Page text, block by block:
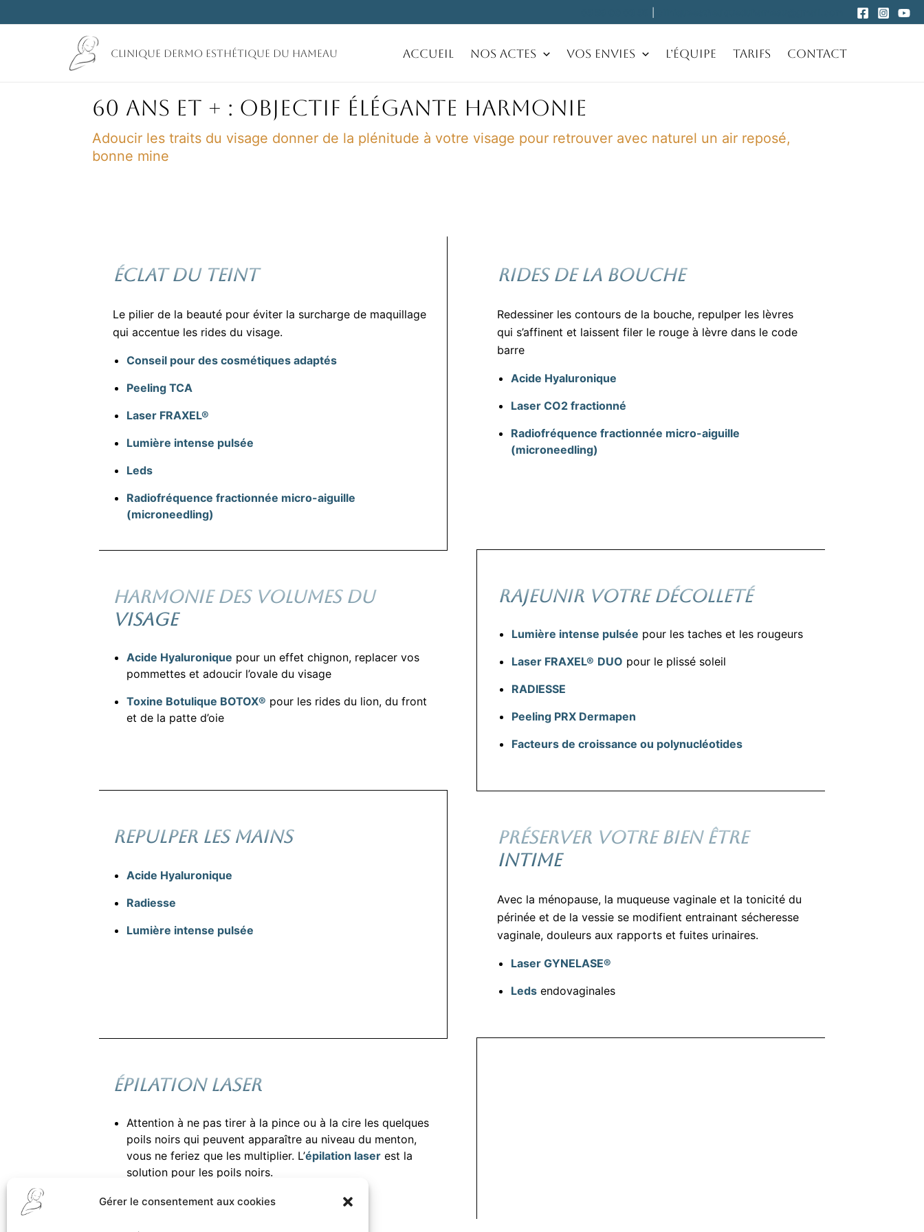
Gérer le consentement aux cookies
au
Clinique Dermo Esthétique du Hameau Accueil Nos Actes Vos Envies L’équipe Tarifs Contact
60 ans et + : OBJECTIF ÉLÉGANTE HARMONIE
Adoucir les traits du visage donner de la plénitude à votre visage pour retrouver avec naturel un air reposé,
bonne mine
éclat du teint
Le pilier de la beauté pour éviter la surcharge de maquillage
qui accentue les rides du visage.
Conseil pour des cosmétiques adaptés
Peeling TCA
Laser FRAXEL®
Lumière intense pulsée
Leds
Radiofréquence fractionnée micro-aiguille
(microneedling)
RIDES DE LA BOUCHE
Redessiner les contours de la bouche, repulper les lèvres
qui s’affinent et laissent filer le rouge à lèvre dans le code
barre
Acide Hyaluronique
Laser CO2 fractionné
Radiofréquence fractionnée micro-aiguille
(microneedling)
HARMONIE DES VOLUMES DU
VISAGE
Acide Hyaluronique pour un effet chignon, replacer vos
pommettes et adoucir l’ovale du visage
Toxine Botulique BOTOX® pour les rides du lion, du front
et de la patte d’oie
RAJEUNIR VOTRE DÉCOLLETÉ
Lumière intense pulsée pour les taches et les rougeurs
Laser FRAXEL® DUO pour le plissé soleil
RADIESSE
Peeling PRX Dermapen
Facteurs de croissance ou polynucléotides
REPULPER LES MAINS
Acide Hyaluronique
Radiesse
Lumière intense pulsée
PRÉSERVER VOTRE BIEN ÊTRE
INTIME
Avec la ménopause, la muqueuse vaginale et la tonicité du
périnée et de la vessie se modifient entrainant sécheresse
vaginale, douleurs aux rapports et fuites urinaires.
Laser GYNELASE®
Leds endovaginales
ÉPILATION LASER
Attention à ne pas tirer à la pince ou à la cire les quelques
poils noirs qui peuvent apparaître au niveau du menton,
vous ne feriez que les multiplier. L’épilation laser est la
solution pour les poils noirs.